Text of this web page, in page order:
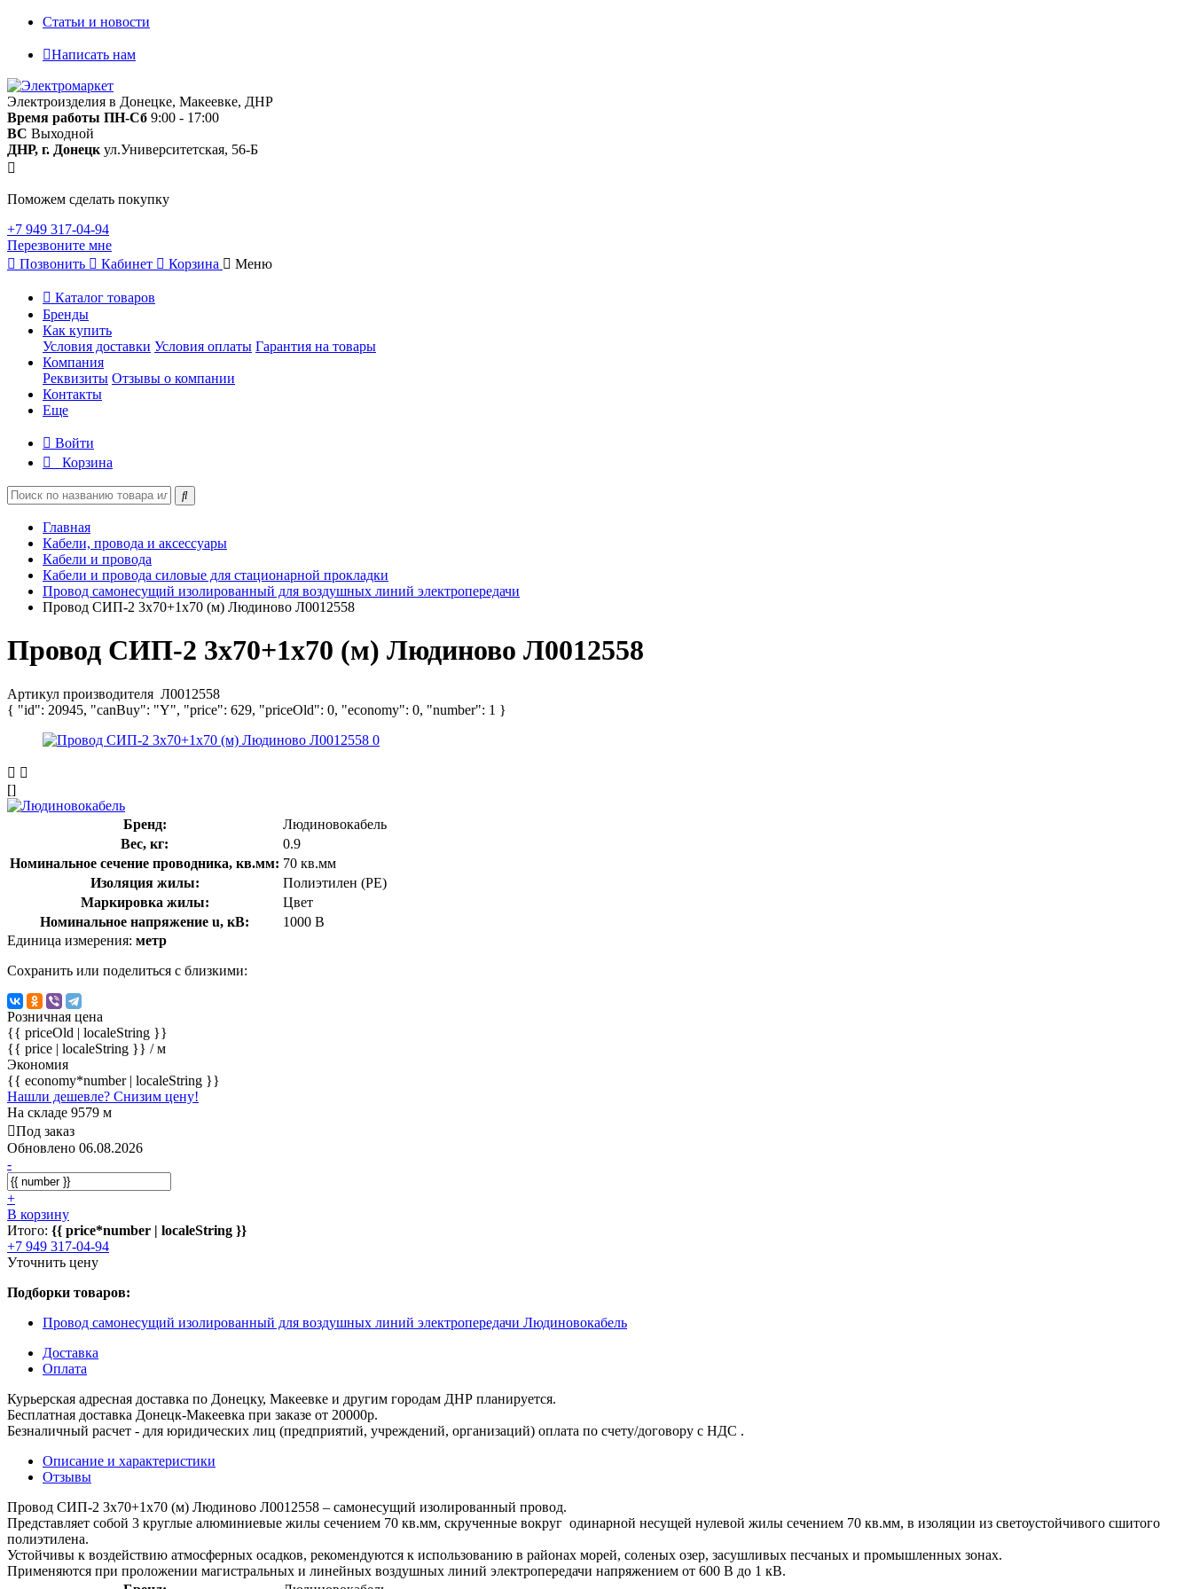
Статьи и новости
Написать нам
Электроизделия в Донецке, Макеевке, ДНР
Время работы ПН-Сб 9:00 - 17:00
ВС Выходной
ДНР, г. Донецк ул.Университетская, 56-Б
Поможем сделать покупку
+7 949 317-04-94
Перезвоните мне
Позвонить
Кабинет Корзина Меню
Каталог товаров
Бренды
Как купить
Условия доставки Условия оплаты Гарантия на товары
Компания
Реквизиты Отзывы о компании
Контакты
Еще
Войти
Корзина
Главная
Кабели, провода и аксессуары
Кабели и провода
Кабели и провода силовые для стационарной прокладки
Провод самонесущий изолированный для воздушных линий электропередачи
Провод СИП-2 3х70+1х70 (м) Людиново Л0012558
Провод СИП-2 3х70+1х70 (м) Людиново Л0012558
Артикул производителя Л0012558
{ "id": 20945, "canBuy": "Y", "price": 629, "priceOld": 0, "economy": 0, "number": 1 }
[]
Бренд:
Людиновокабель
Вес, кг:
0.9
Номинальное сечение проводника, кв.мм: 70 кв.мм
Изоляция жилы:
Полиэтилен (PE)
Маркировка жилы:
Цвет
Номинальное напряжение u, кВ:
1000 В
Единица измерения: метр
Сохранить или поделиться с близкими:
Розничная цена
{{ priceOld | localeString }}
{{ price | localeString }} / м
Экономия
{{ economy*number | localeString }}
Нашли дешевле? Снизим цену!
На складе 9579 м
Под заказ
Обновлено 06.08.2026
-
+
В корзину
Итого: {{ price*number | localeString }}
+7 949 317-04-94
Уточнить цену
Подборки товаров:
Провод самонесущий изолированный для воздушных линий электропередачи Людиновокабель
Доставка
Оплата
Курьерская адресная доставка по Донецку, Макеевке и другим городам ДНР планируется.
Бесплатная доставка Донецк-Макеевка при заказе от 20000р.
Безналичный расчет - для юридических лиц (предприятий, учреждений, организаций) оплата по счету/договору с НДС .
Описание и характеристики
Отзывы
Провод СИП-2 3х70+1х70 (м) Людиново Л0012558 – самонесущий изолированный провод.
Представляет собой 3 круглые алюминиевые жилы сечением 70 кв.мм, скрученные вокруг одинарной несущей нулевой жилы сечением 70 кв.мм, в изоляции из светоустойчивого сшитого
полиэтилена.
Устойчивы к воздействию атмосферных осадков, рекомендуются к использованию в районах морей, соленых озер, засушливых песчаных и промышленных зонах.
Применяются при проложении магистральных и линейных воздушных линий электропередачи напряжением от 600 В до 1 кВ.